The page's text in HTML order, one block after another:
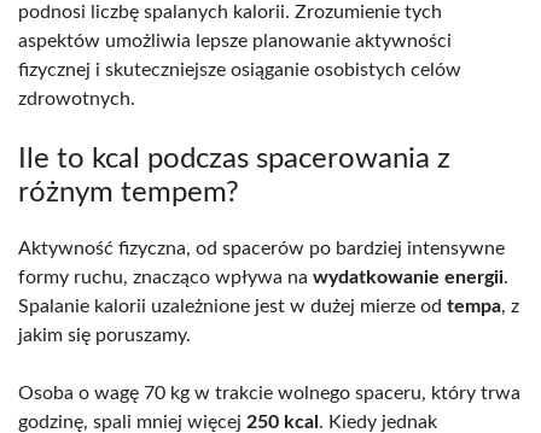
podnosi liczbę spalanych kalorii. Zrozumienie tych
aspektów umożliwia lepsze planowanie aktywności
fizycznej i skuteczniejsze osiąganie osobistych celów
zdrowotnych.
Ile to kcal podczas spacerowania z
różnym tempem?
Aktywność fizyczna, od spacerów po bardziej intensywne
formy ruchu, znacząco wpływa na wydatkowanie energii.
Spalanie kalorii uzależnione jest w dużej mierze od tempa, z
jakim się poruszamy.
Osoba o wagę 70 kg w trakcie wolnego spaceru, który trwa
godzinę, spali mniej więcej 250 kcal . Kiedy jednak